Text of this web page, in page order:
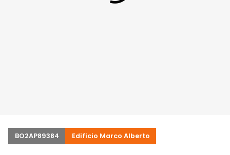
BO2AP89384 Edificio Marco Alberto